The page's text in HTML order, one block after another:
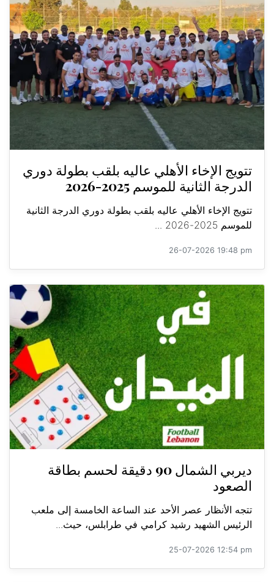
تتويج الإخاء الأهلي عاليه بلقب بطولة دوري
الدرجة الثانية للموسم 2025-2026
تتويج الإخاء الأهلي عاليه بلقب بطولة دوري الدرجة الثانية
للموسم 2025-2026 ...
26-07-2026 19:48 pm
ديربي الشمال 90 دقيقة لحسم بطاقة
الصعود
تتجه الأنظار عصر الأحد عند الساعة الخامسة إلى ملعب
الرئيس الشهيد رشيد كرامي في طرابلس، حيث...
25-07-2026 12:54 pm